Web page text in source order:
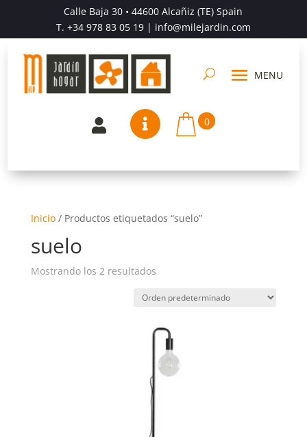
Calle Baja 30 • 44600 Alcañiz (TE) Spain
T. +34 978 83 05 19| info@milejardin.com
  0
Inicio/ Productos etiquetados “suelo”
suelo
Mostrando los 2 resultados